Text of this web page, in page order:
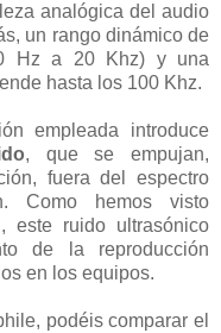
analógica del audio
un rango dinámico de
Hz a 20 Khz) y una
hasta los 100 Khz.
empleada introduce
, que se empujan,
fuera del espectro
Como hemos visto
este ruido ultrasónico
de la reproducción
en los equipos.
podéis comparar el